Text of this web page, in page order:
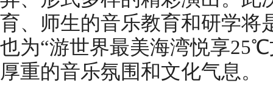
育、师生的音乐教育和研学将
也为“游世界最美海湾悦享
厚重的音乐氛围和文化气息。